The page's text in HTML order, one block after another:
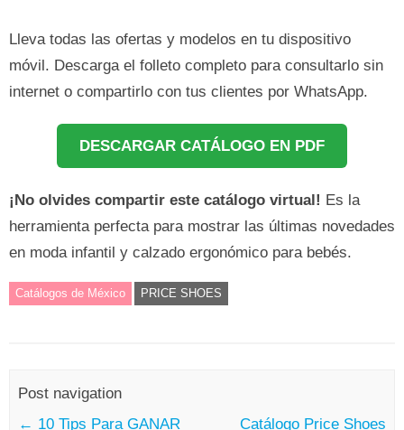
Lleva todas las ofertas y modelos en tu dispositivo
móvil. Descarga el folleto completo para consultarlo sin
internet o compartirlo con tus clientes por WhatsApp.
DESCARGAR CATÁLOGO EN PDF
¡No olvides compartir este catálogo virtual! Es la
herramienta perfecta para mostrar las últimas novedades
en moda infantil y calzado ergonómico para bebés.
Catálogos de México PRICE SHOES
Post navigation
← 10 Tips Para GANAR
Catálogo Price Shoes